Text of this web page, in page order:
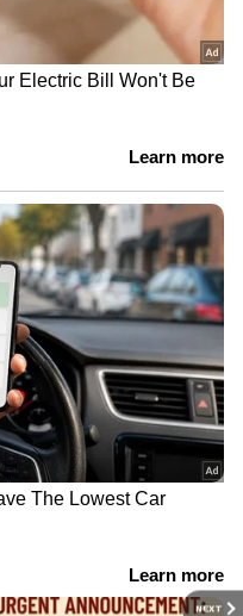
NEXT
പാലിക്കണം.
നിർദ്ദേശം
മുതൽ സെപ്റ്റംബർ 1
ഓഗസ്റ്റ് 28 മുതൽ
കേന്ദ്ര കാലാവസ്ഥ
മുതൽ സെപ്റ്റംബർ 1
ഓഗസ്റ്റ് 28 മുതൽ
40
ശക്തമായ
സാധ്യത.
തീരത്തും,